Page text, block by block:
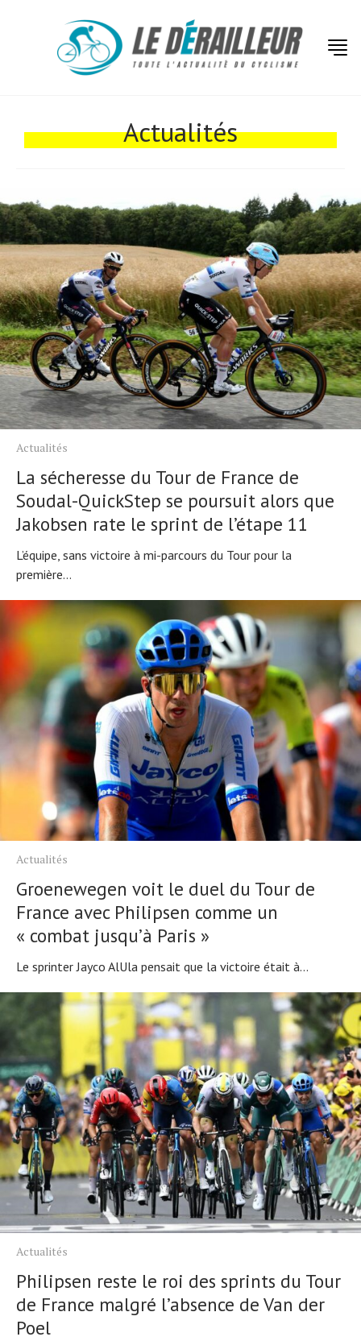
Actualités
Actualités
La sécheresse du Tour de France de
Soudal-QuickStep se poursuit alors que
Jakobsen rate le sprint de l’étape 11
L’équipe, sans victoire à mi-parcours du Tour pour la
première...
Actualités
Groenewegen voit le duel du Tour de
France avec Philipsen comme un
« combat jusqu’à Paris »
Le sprinter Jayco AlUla pensait que la victoire était à...
Actualités
Philipsen reste le roi des sprints du Tour
de France malgré l’absence de Van der
Poel